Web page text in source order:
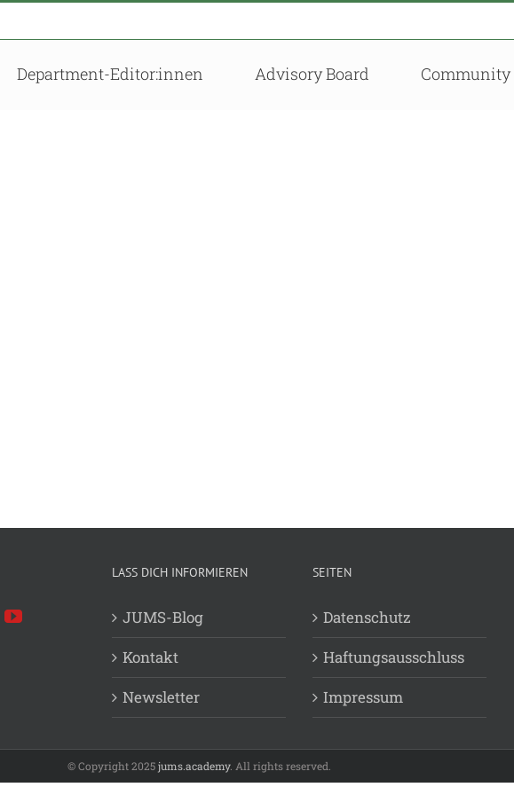
Department-Editor:innen Advisory Board Community
LASS DICH INFORMIEREN
JUMS-Blog
Kontakt
Newsletter
SEITEN
Datenschutz
Haftungsausschluss
Impressum
© Copyright 2025jums.academy. All rights reserved.